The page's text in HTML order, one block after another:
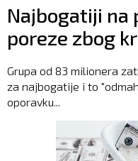
Najbogatiji na
poreze zbog
Grupa od 83 milionera
za najbogatije i to
oporavku...